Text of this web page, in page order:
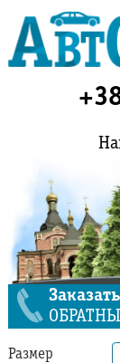
Заказать
Размер